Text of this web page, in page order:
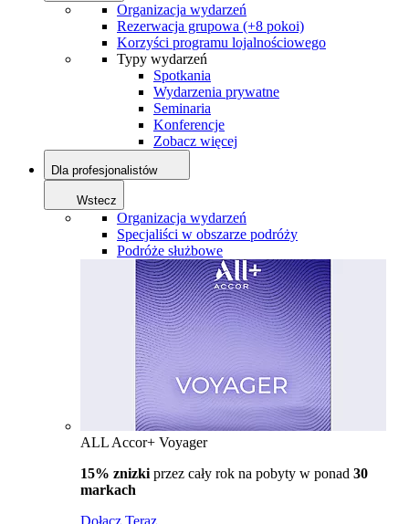
Organizacja wydarzeń
Rezerwacja grupowa (+8 pokoi)
Korzyści programu lojalnościowego
Typy wydarzeń
Spotkania
Wydarzenia prywatne
Seminaria
Konferencje
Zobacz więcej
Dla profesjonalistów
Wstecz
Organizacja wydarzeń
Specjaliści w obszarze podróży
Podróże służbowe
ALL Accor+ Voyager
15% znizki przez cały rok na pobyty w ponad 30
markach
Dołącz Teraz